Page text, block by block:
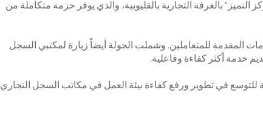
بالغرفة التجارية بالقليوبية، والذي يوفر حزمة متكاملة من
المقدمة للمتعاملين. وشملت الجولة أيضاً زيارة لمكتبي السجل
خدمة أكثر كفاءة وفاعلية.
للتوسع في تطوير ورفع كفاءة بيئة العمل في مكاتب السجل التجاري